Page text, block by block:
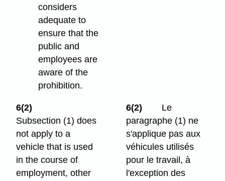
considers
adequate to
ensure that the
public and
employees are
aware of the
prohibition.
6(2)
Subsection (1) does
not apply to a
vehicle that is used
in the course of
employment, other
6(2)
Le
paragraphe (1) ne
s'applique pas aux
véhicules utilisés
pour le travail, à
l'exception des